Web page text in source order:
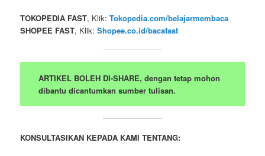
TOKOPEDIA FAST, Klik:Tokopedia.com/belajarmembaca
SHOPEE FAST, Klik:Shopee.co.id/bacafast
ARTIKEL BOLEH DI-SHARE, dengan tetap mohon
dibantu dicantumkan sumber tulisan.
KONSULTASIKAN KEPADA KAMI TENTANG: